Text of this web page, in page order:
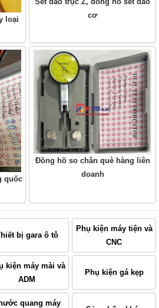
loại
cơ
quốc
Đồng hồ so chân què hàng liên
doanh
bị gara ô tô
Phụ kiện máy tiện và
CNC
kiện máy mài và
ADM
Phụ kiện gá kẹp
quang máy